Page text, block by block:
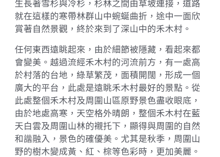
生長著雪杉與冷杉，杉林之間由草坡連接，道路
就在這樣的寒帶林群山中蜿蜒曲折，途中一面欣
賞著自然景觀，終於來到了深山中的禾木村。
任何東西遠眺起來，由於細節被隱藏，看起來都
會變美。越過流經禾木村的河流前方，有一處高
於村落的台地，綠草繁茂，面積開闊，形成一個
廣大的平台，此處是遠眺禾木村最好的景點。從
此處整個禾木村及周圍山區原野景色盡收眼底，
由於地處高寒，天空格外晴朗，整個禾木村在藍
天白雲及周圍山林的襯托下，顯得與周圍的自然
和諧融入，景色的確優美。尤其是秋季，周圍山
野的樹木變成黃、紅、棕等色彩時，更加美麗。